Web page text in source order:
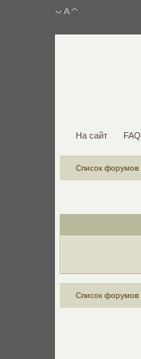
На сайт FAQ
Список форумов
Список форумов